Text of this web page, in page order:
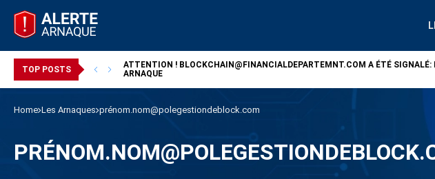
TOP POSTS ATTENTION ! BLOCKCHAIN@FINANCIALDEPARTEMNT.COM A ÉTÉ SIGNALÉ:
ARNAQUE
Home Les Arnaques prénom.nom@polegestiondeblock.com